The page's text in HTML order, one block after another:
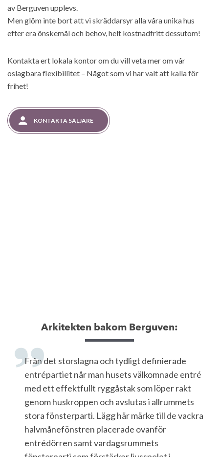
av Berguven upplevs.
Men glöm inte bort att vi skräddarsyr alla våra unika hus
efter era önskemål och behov, helt kostnadfritt dessutom!
Kontakta ert lokala kontor om du vill veta mer om vår
oslagbara flexibillitet – Något som vi har valt att kalla för
frihet!
KONTAKTA SÄLJARE
Arkitekten bakom Berguven:
Från det storslagna och tydligt definierade
entrépartiet når man husets välkomnade entré
med ett effektfullt ryggåstak som löper rakt
genom huskroppen och avslutas i allrummets
stora fönsterparti. Lägg här märke till de vackra
halvmånefönstren placerade ovanför
entrédörren samt vardagsrummets